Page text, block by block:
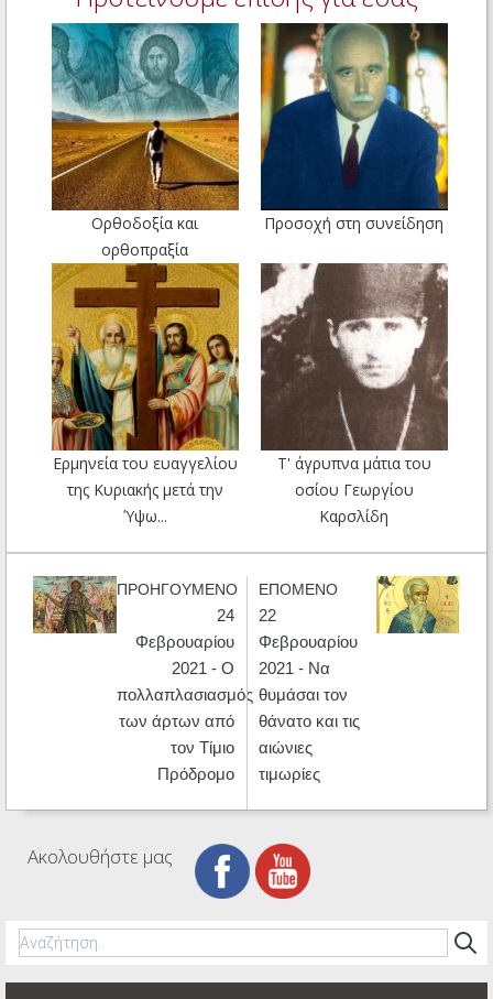
Ορθοδοξία και
ορθοπραξία
Προσοχή στη συνείδηση
Ερμηνεία του ευαγγελίου
της Κυριακής μετά την
Ύψω...
Τ' άγρυπνα μάτια του
οσίου Γεωργίου
Καρσλίδη
ΠΡΟΗΓΟΥΜΕΝΟ
24
Φεβρουαρίου
2021 - Ο
πολλαπλασιασμός
των άρτων από
τον Τίμιο
Πρόδρομο
ΕΠΟΜΕΝΟ
22
Φεβρουαρίου
2021 - Να
θυμάσαι τον
θάνατο και τις
αιώνιες
τιμωρίες
Ακολουθήστε μας